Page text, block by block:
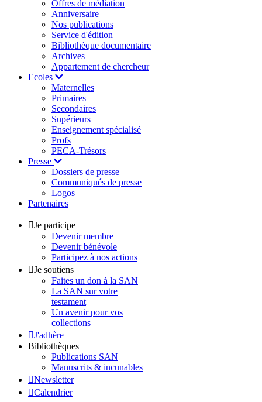
Offres de médiation
Anniversaire
Nos publications
Service d'édition
Bibliothèque documentaire
Archives
Appartement de chercheur
Ecoles
Maternelles
Primaires
Secondaires
Supérieurs
Enseignement spécialisé
Profs
PECA-Trésors
Presse
Dossiers de presse
Communiqués de presse
Logos
Partenaires
Je participe
Devenir membre
Devenir bénévole
Participez à nos actions
Je soutiens
Faites un don à la SAN
La SAN sur votre
testament
Un avenir pour vos
collections
J'adhère
Bibliothèques
Publications SAN
Manuscrits & incunables
Newsletter
Calendrier